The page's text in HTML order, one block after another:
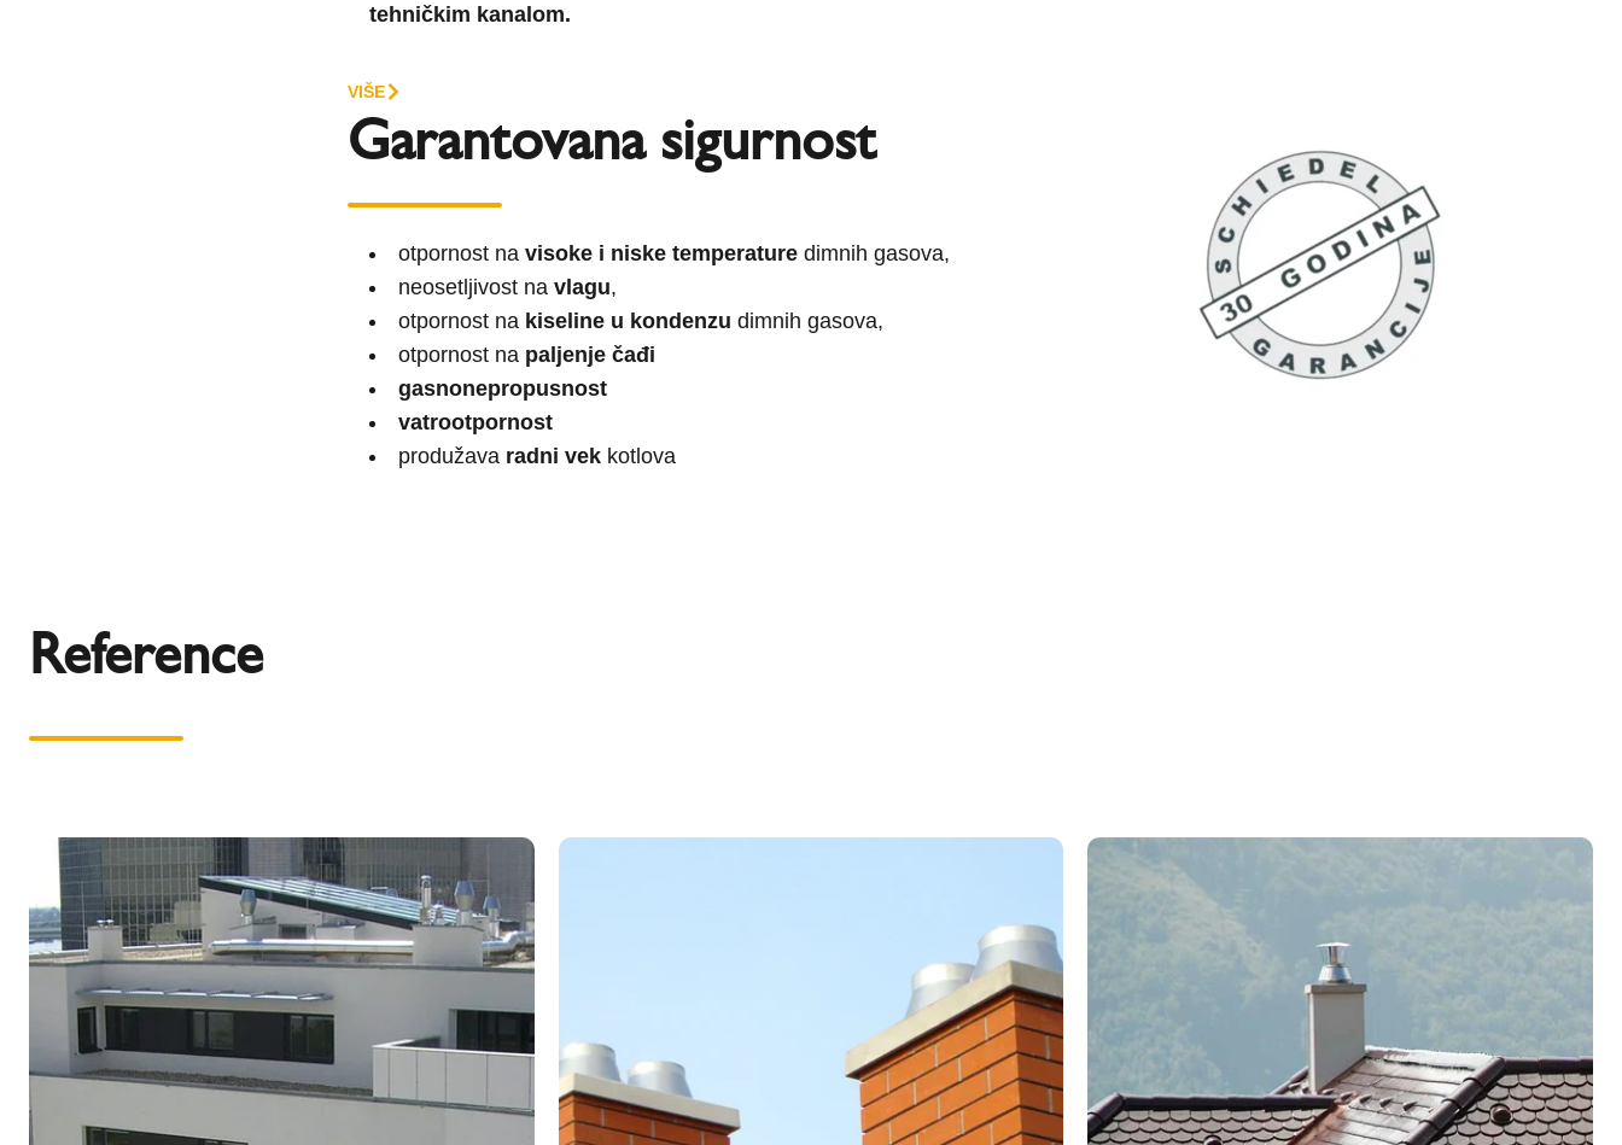
tehničkim kanalom.
VIŠE
Garantovana sigurnost
otpornost na visoke i niske temperature dimnih gasova,
neosetljivost na vlagu,
otpornost na kiseline u kondenzu dimnih gasova,
otpornost na paljenje čađi
gasnonepropusnost
vatrootpornost
produžava radni vek kotlova
Reference